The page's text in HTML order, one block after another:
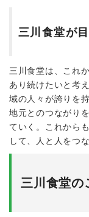
三川食堂が
三川食堂は、これ
あり続けたいと考
域の人々が誇りを
地元とのつながり
ていく。これから
して、人と人をつ
三川食堂の